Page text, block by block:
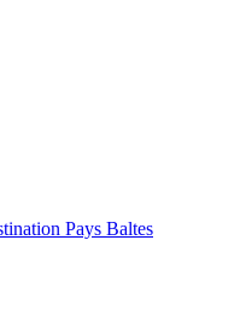
Pays Baltes